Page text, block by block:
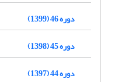
دوره 46 (1399)
دوره 45 (1398)
دوره 44 (1397)